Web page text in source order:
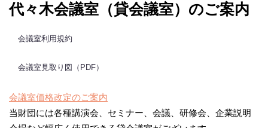
代々木会議室（貸会議室）のご案内
会議室利用規約
会議室見取り図（PDF）
会議室価格改定のご案内
当財団には各種講演会、セミナー、会議、研修会、企業説明